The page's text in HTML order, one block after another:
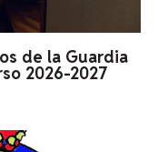
de la Guardia
2026-2027